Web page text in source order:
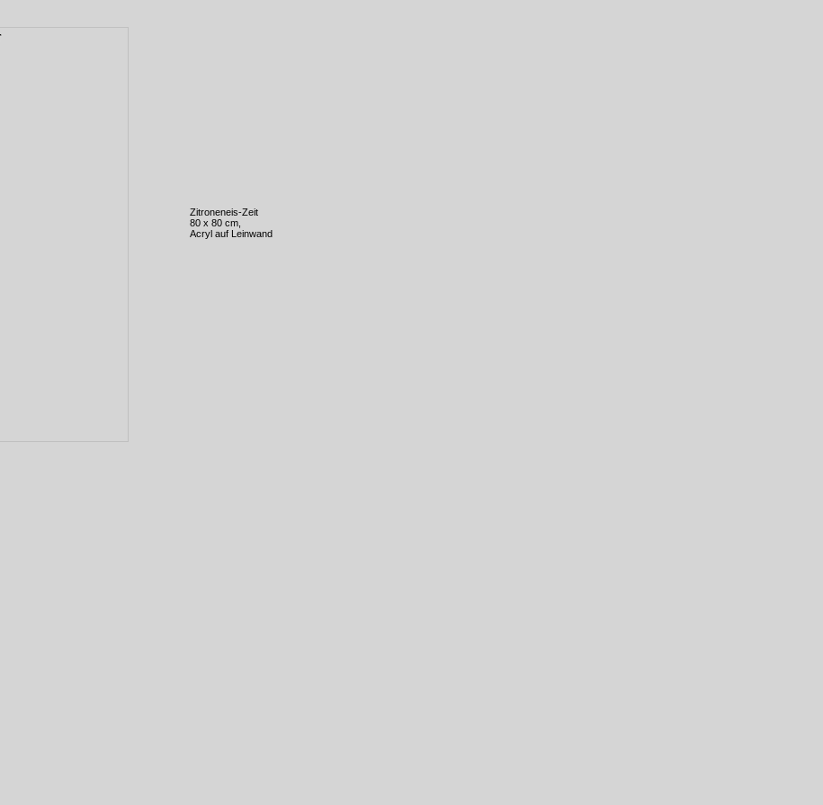
Zitroneneis-Zeit
80 x 80 cm,
Acryl auf Leinwand